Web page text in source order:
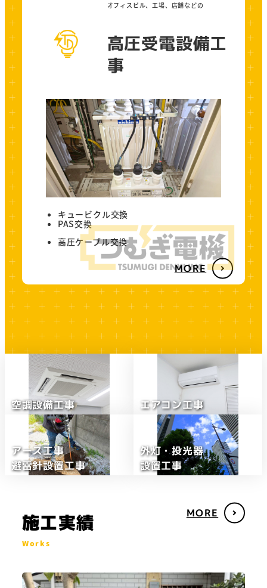
オフィスビル、工場、店舗などの
高圧受電設備工
事
キュービクル交換
PAS交換
高圧ケーブル交換
MORE
空調設備工事
内
容
エアコン工事
内
容
アース工事
避雷針設置工事
外灯・投光器
設置工事
施工実績
Works
MORE